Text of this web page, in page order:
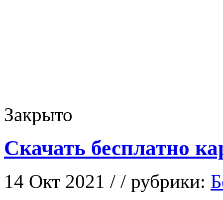
Закрыто
Cкачать бесплатно
14 Окт 2021 / / рубрики: